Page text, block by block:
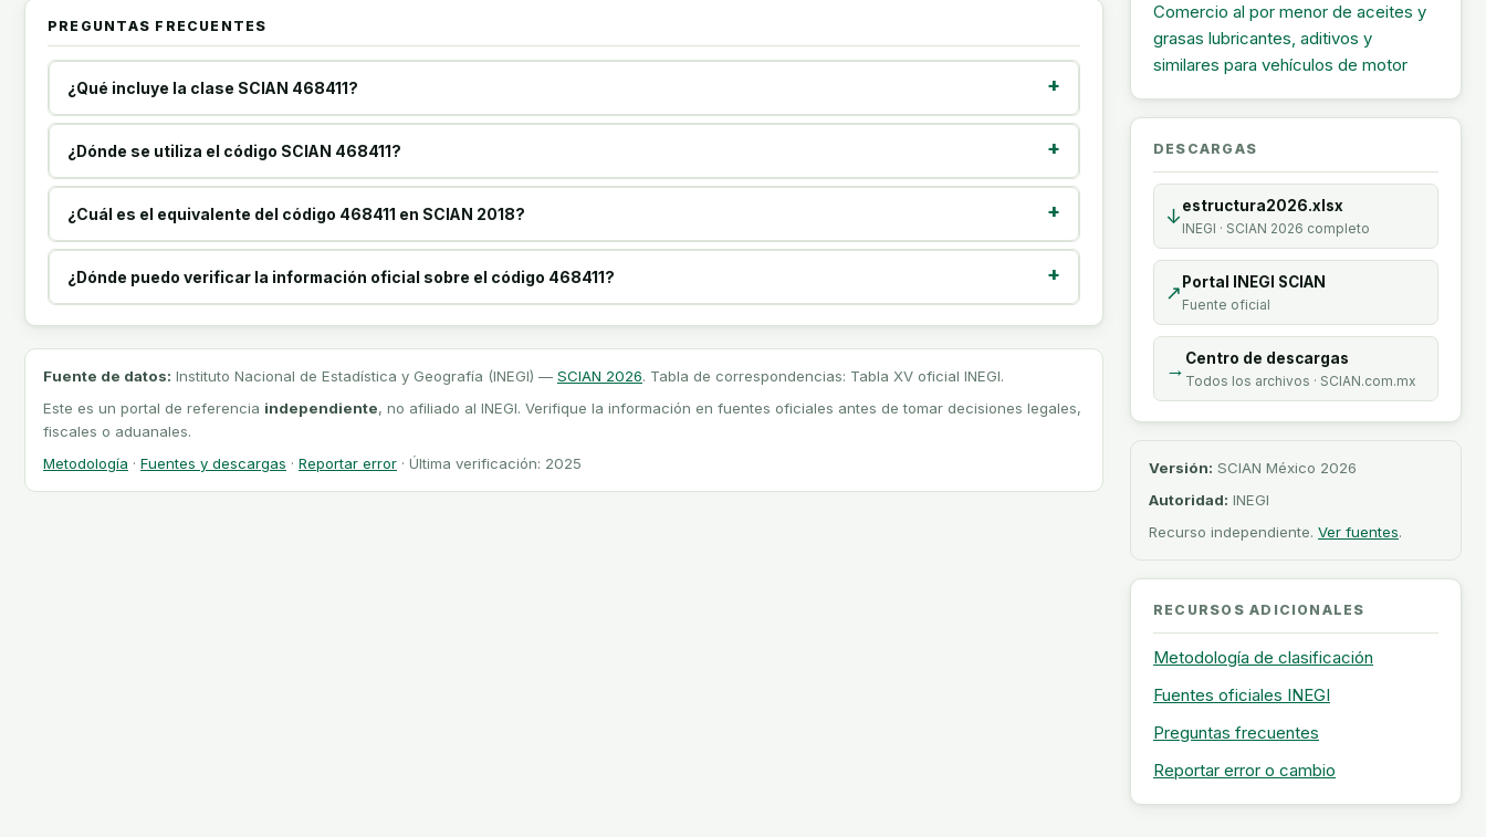
PREGUNTAS FRECUENTES
¿Qué incluye la clase SCIAN 468411?
¿Dónde se utiliza el código SCIAN 468411?
¿Cuál es el equivalente del código 468411 en SCIAN 2018?
¿Dónde puedo verificar la información oficial sobre el código 468411?
Fuente de datos: Instituto Nacional de Estadística y Geografía (INEGI) — SCIAN 2026. Tabla de correspondencias: Tabla XV oficial INEGI.
Este es un portal de referencia independiente, no afiliado al INEGI. Verifique la información en fuentes oficiales antes de tomar decisiones legales,
fiscales o aduanales.
Metodología · Fuentes y descargas · Reportar error · Última verificación: 2025
Comercio al por menor de aceites y
grasas lubricantes, aditivos y
similares para vehículos de motor
DESCARGAS
↓estructura2026.xlsx
INEGI · SCIAN 2026 completo
↗ Portal INEGI SCIAN
Fuente oficial
→ Centro de descargas
Todos los archivos · SCIAN.com.mx
Versión: SCIAN México 2026
Autoridad: INEGI
Recurso independiente. Ver fuentes.
RECURSOS ADICIONALES
Metodología de clasificación
Fuentes oficiales INEGI
Preguntas frecuentes
Reportar error o cambio